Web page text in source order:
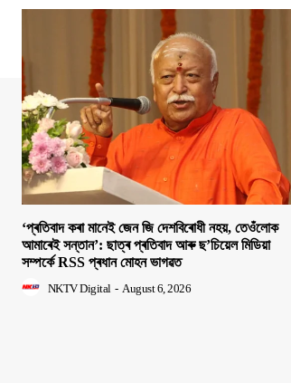
‘প্ৰতিবাদ কৰা মানেই জেন জি দেশবিৰোধী নহয়, তেওঁলোক
আমাৰেই সন্তান’: ছাত্ৰ প্ৰতিবাদ আৰু ছ’চিয়েল মিডিয়া
সম্পৰ্কে RSS প্ৰধান মোহন ভাগৱত
NKTV Digital - August 6, 2026